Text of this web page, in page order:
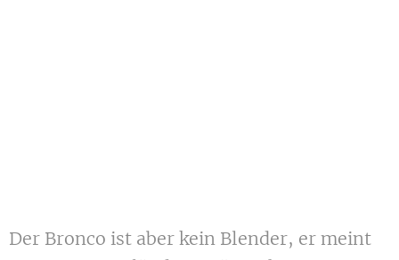
Der Bronco ist aber kein Blender, er meint